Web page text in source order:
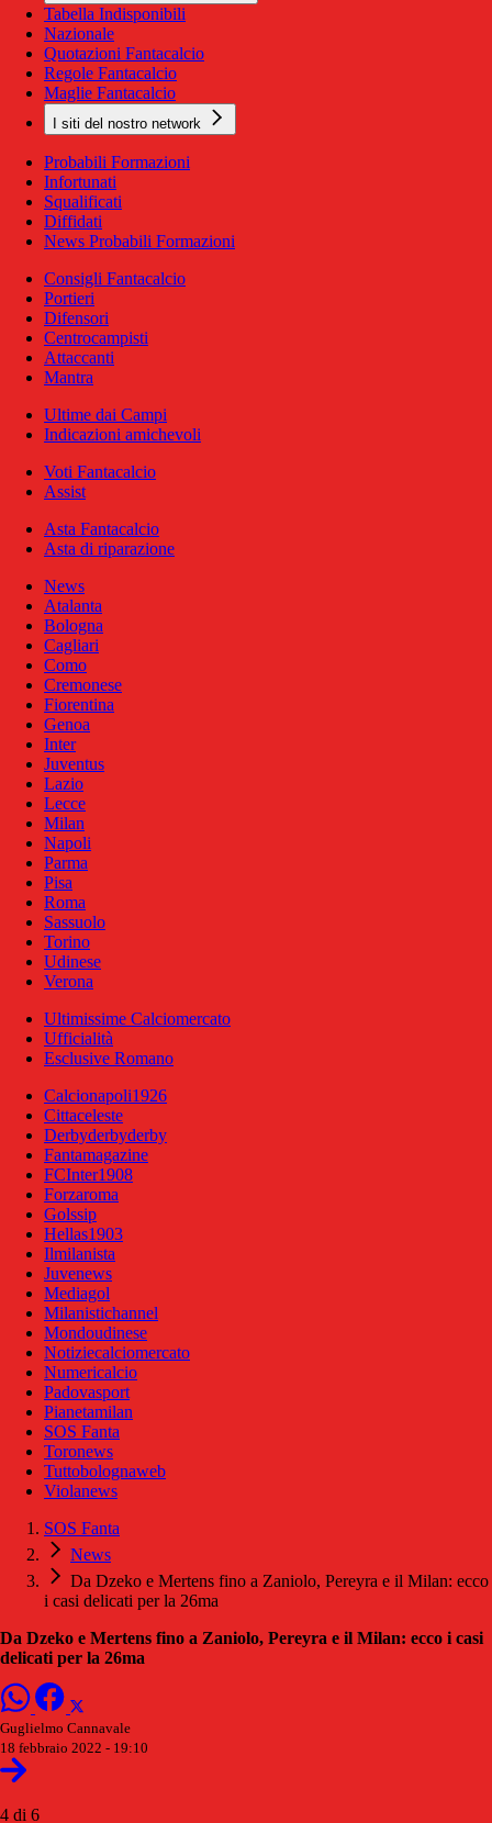
Tabella Indisponibili
Nazionale
Quotazioni Fantacalcio
Regole Fantacalcio
Maglie Fantacalcio
I siti del nostro network
Probabili Formazioni
Infortunati
Squalificati
Diffidati
News Probabili Formazioni
Consigli Fantacalcio
Portieri
Difensori
Centrocampisti
Attaccanti
Mantra
Ultime dai Campi
Indicazioni amichevoli
Voti Fantacalcio
Assist
Asta Fantacalcio
Asta di riparazione
News
Atalanta
Bologna
Cagliari
Como
Cremonese
Fiorentina
Genoa
Inter
Juventus
Lazio
Lecce
Milan
Napoli
Parma
Pisa
Roma
Sassuolo
Torino
Udinese
Verona
Ultimissime Calciomercato
Ufficialità
Esclusive Romano
Calcionapoli1926
Cittaceleste
Derbyderbyderby
Fantamagazine
FCInter1908
Forzaroma
Golssip
Hellas1903
Ilmilanista
Juvenews
Mediagol
Milanistichannel
Mondoudinese
Notiziecalciomercato
Numericalcio
Padovasport
Pianetamilan
SOS Fanta
Toronews
Tuttobolognaweb
Violanews
SOS Fanta
News
Da Dzeko e Mertens fino a Zaniolo, Pereyra e il Milan: ecco
i casi delicati per la 26ma
Da Dzeko e Mertens fino a Zaniolo, Pereyra e il Milan: ecco i casi
delicati per la 26ma
Guglielmo Cannavale
18 febbraio 2022 - 19:10
4 di 6